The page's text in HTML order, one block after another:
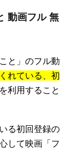
動画フル 無
と」のフル動
れている、初
を利用すること
る初回登録の
して映画「フ